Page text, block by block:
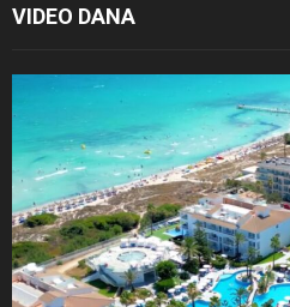
VIDEO DANA